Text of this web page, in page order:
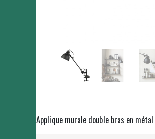
Applique murale double bras en métal